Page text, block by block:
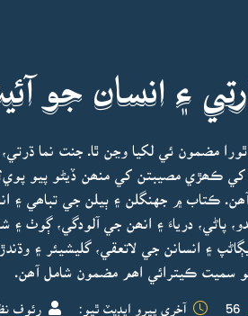
۽ انسان جو
مضمون ئي لکيا وڃن ٿا. جنت نما
کي ڪھڙي مصيبتن کي منھن ڏيڻو پيو
ڪتاب ۾ جهنگلن ۽ ٻيلن جي تباھي ۽ انھن
پاڻي، درياءَ ۽ انھن جي آلودگي، ڳوٺ
۽ انسانن جي لاتعقي، گليشيئر ۽
سميت ڪيترائي اھم مضمون شامل آھن.
56 آخري ڀيرو اپڊيٽ ٿيو: رئوف